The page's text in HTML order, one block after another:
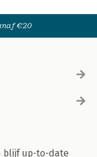
€20
blijf up-to-date